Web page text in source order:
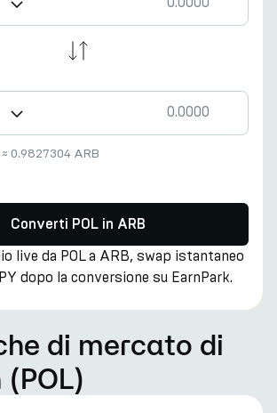
≈ 0.9827304 ARB
Converti POL in ARB
live da POL a ARB, swap istantaneo
dopo la conversione su EarnPark.
di mercato di